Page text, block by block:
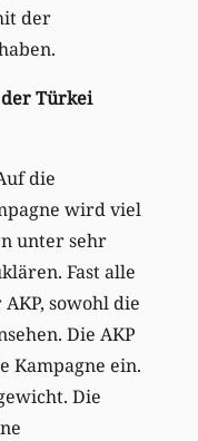
der
Türkei
die
wird viel
unter sehr
Fast alle
sowohl die
Die AKP
Kampagne ein.
Die